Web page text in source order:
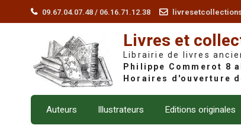
09.67.04.07.48 / 06.16.71.12.38
Livres et
Librairie de livres
Auteurs Illustrateurs Editions originales